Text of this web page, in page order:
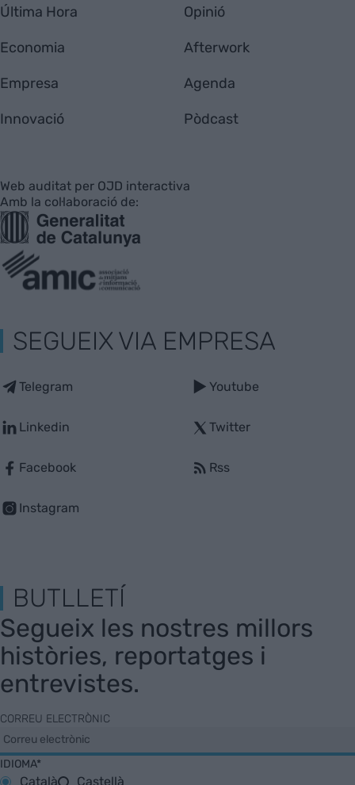
Última Hora
Economia
Empresa
Innovació
Opinió
Afterwork
Agenda
Pòdcast
Web auditat per OJD interactiva
Amb la col·laboració de:
SEGUEIX VIA EMPRESA
Telegram
Linkedin
Facebook
Instagram
Youtube
Twitter
Rss
BUTLLETÍ
Segueix les nostres millors
històries, reportatges i
entrevistes.
CORREU ELECTRÒNIC
IDIOMA*
Català Castellà